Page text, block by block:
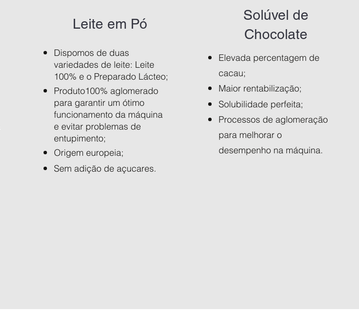
Leite em Pó
Dispomos de duas
variedades de leite: Leite
100% e o Preparado Lácteo;
Produto100% aglomerado
para garantir um ótimo
funcionamento da máquina
e evitar problemas de
entupimento;
Origem europeia;
Sem adição de açucares.
Solúvel de
Chocolate
Elevada percentagem de
cacau;
Maior rentabilização;
Solubilidade perfeita;
Processos de aglomeração
para melhorar o
desempenho na máquina.